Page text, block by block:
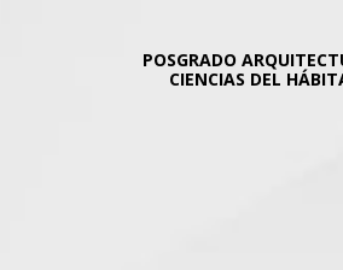
POSGRADO
CIENCIAS DEL